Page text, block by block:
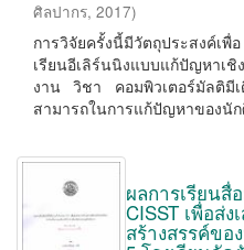
ศิลปากร, 2017)
การวิจัยครั้งนี้มีวัตถุประสงค์
เรียนอีเลิร์นนิงแบบแก้ปัญหาเชิ
งาน วิชา คอมพิวเตอร์มัลติมี
สามารถในการแก้ปัญหาของนัก
ผลการเรียนสื่
CISST เพื่อส่
สร้างสรรค์ข